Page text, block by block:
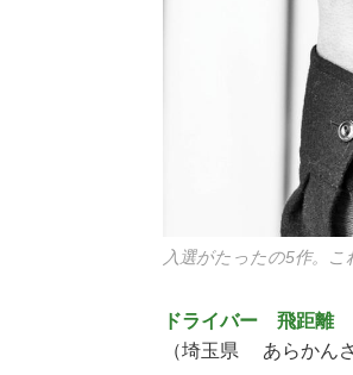
入選がたったの5作。
ドライバー 飛距離
（埼玉県 あらかん